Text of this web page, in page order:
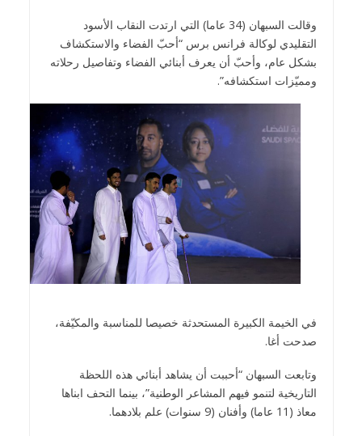
وقالت السبهان (34 عاما) التي ارتدت النقاب الأسود
التقليدي لوكالة فرانس برس “أحبّ الفضاء والاستكشاف
بشكل عام، وأحبّ أن يعرف أبنائي الفضاء وتفاصيل رحلاته
ومميّزات استكشافه”.
في الخيمة الكبيرة المستحدثة خصيصا للمناسبة والمكيّفة،
صدحت أغا.
وتابعت السبهان “أحببت أن يشاهد أبنائي هذه اللحظة
التاريخية لتنمو فيهم المشاعر الوطنية”، بينما التحف ابناها
معاذ (11 عاما) وأفنان (9 سنوات) علم بلادهما.